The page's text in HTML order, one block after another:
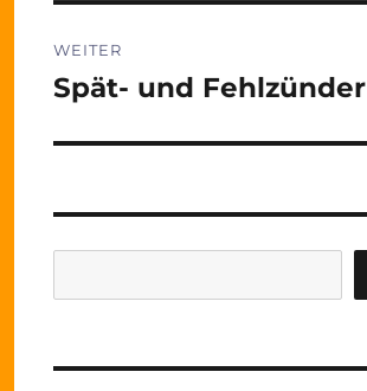
WEITER
Nächster
Spät- und Fehlzünder